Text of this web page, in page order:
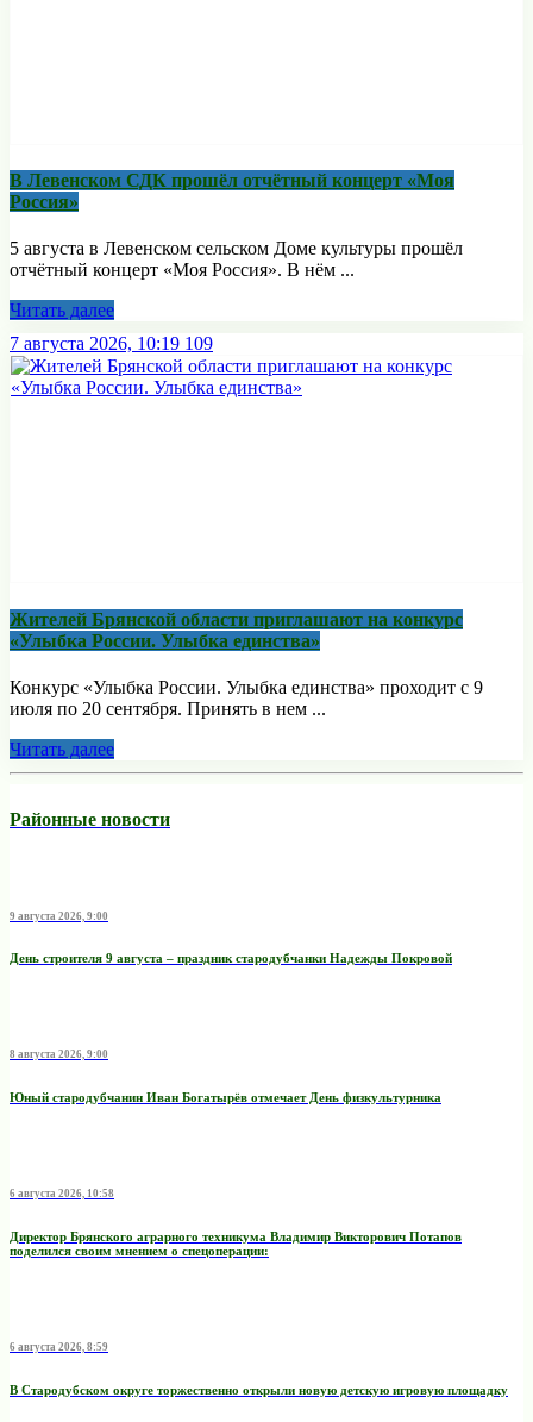
В Левенском СДК прошёл отчётный концерт «Моя
Россия»
5 августа в Левенском сельском Доме культуры прошёл
отчётный концерт «Моя Россия». В нём ...
Читать далее
7 августа 2026, 10:19 109
Жителей Брянской области приглашают на конкурс
«Улыбка России. Улыбка единства»
Конкурс «Улыбка России. Улыбка единства» проходит с 9
июля по 20 сентября. Принять в нем ...
Читать далее
Районные новости
9 августа 2026, 9:00
День строителя 9 августа – праздник стародубчанки Надежды Покровой
8 августа 2026, 9:00
Юный стародубчанин Иван Богатырёв отмечает День физкультурника
6 августа 2026, 10:58
Директор Брянского аграрного техникума Владимир Викторович Потапов
поделился своим мнением о спецоперации:
6 августа 2026, 8:59
В Стародубском округе торжественно открыли новую детскую игровую площадку